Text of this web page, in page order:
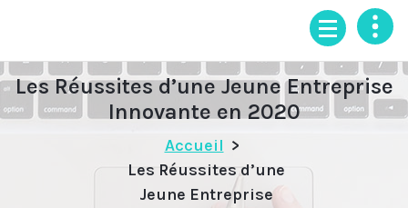
Les Réussites d’une Jeune Entreprise
Innovante en 2020
Accueil >
Les Réussites d’une
Jeune Entreprise